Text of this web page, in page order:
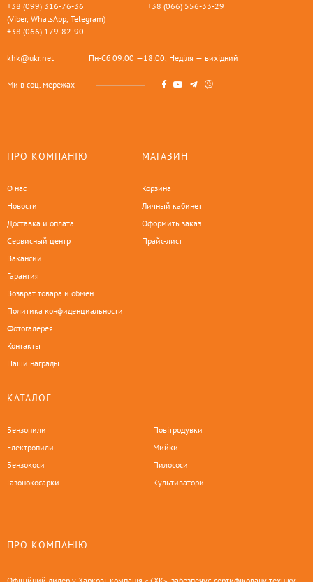
+38 (099) 316-76-36
(Viber, WhatsApp, Telegram)
+38 (066) 179-82-90
+38 (066) 556-33-29
khk@ukr.net Пн-Сб 09:00 —18:00, Неділя — вихідний
Ми в соц. мережах
ПРО КОМПАНІЮ
О нас
Новости
Доставка и оплата
Сервисный центр
Вакансии
Гарантия
Возврат товара и обмен
Политика конфиденциальности
Фотогалерея
Контакты
Наши награды
МАГАЗИН
Корзина
Личный кабинет
Оформить заказ
Прайс-лист
КАТАЛОГ
Бензопили
Електропили
Бензокоси
Газонокосарки
Повітродувки
Мийки
Пилососи
Культиватори
ПРО КОМПАНІЮ